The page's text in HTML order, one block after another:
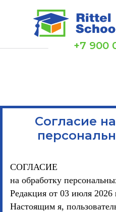
+7 900
Согласие
СОГЛАСИЕ
на обработку
Редакция от 03 июля 2026
Настоящим я,